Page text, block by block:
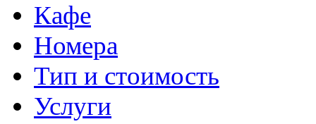
Кафе
Номера
Тип и стоимость
Услуги